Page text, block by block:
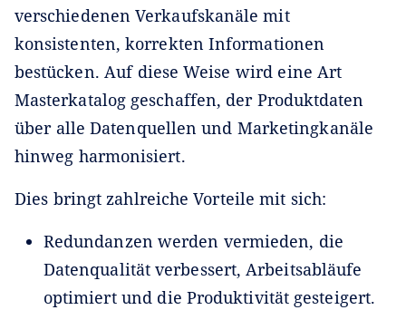
verschiedenen Verkaufskanäle mit
konsistenten, korrekten Informationen
bestücken. Auf diese Weise wird eine Art
Masterkatalog geschaffen, der Produktdaten
über alle Datenquellen und Marketingkanäle
hinweg harmonisiert.
Dies bringt zahlreiche Vorteile mit sich:
Redundanzen werden vermieden, die
Datenqualität verbessert, Arbeitsabläufe
optimiert und die Produktivität gesteigert.